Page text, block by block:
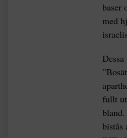
baser
med
fullt ut
bistås